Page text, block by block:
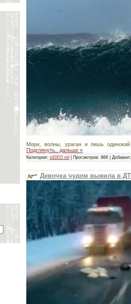
Море, волны, ураган и лишь
Подглянуть.. дальше »
Категория: viDEO rol Просмотров: 866 Добавил:
Девочка чудом выжила в